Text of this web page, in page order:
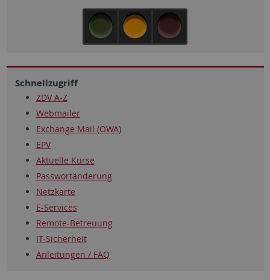
Schnellzugriff
ZDV A-Z
Webmailer
Exchange Mail (OWA)
EPV
Aktuelle Kurse
Passwortänderung
Netzkarte
E-Services
Remote-Betreuung
IT-Sicherheit
Anleitungen / FAQ